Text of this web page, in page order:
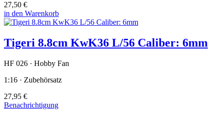
27,50 €
in den Warenkorb
Tigeri 8.8cm KwK36 L/56 Caliber: 6mm
HF 026 · Hobby Fan
1:16 · Zubehörsatz
27,95 €
Benachrichtigung